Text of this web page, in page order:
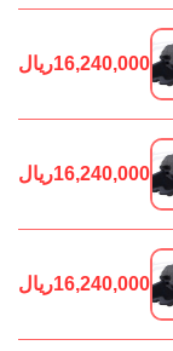
16,240,000ریال
16,240,000ریال
16,240,000ریال